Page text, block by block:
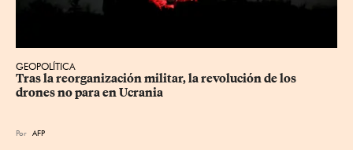
GEOPOLÍTICA
Tras la reorganización militar, la revolución de los
drones no para en Ucrania
Por AFP